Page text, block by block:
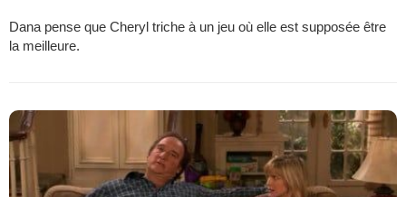
Dana pense que Cheryl triche à un jeu où elle est supposée être
la meilleure.